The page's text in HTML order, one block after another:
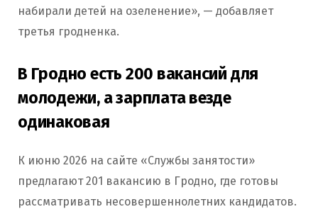
набирали детей на озеленение», — добавляет
третья гродненка.
В Гродно есть 200 вакансий для
молодежи, а зарплата везде
одинаковая
К июню 2026 на сайте «Службы занятости»
предлагают 201 вакансию в Гродно, где готовы
рассматривать несовершеннолетних кандидатов.